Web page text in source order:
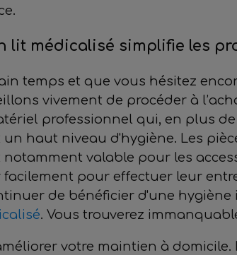
lit médicalisé simplifie les
temps et que vous hésitez
vivement de procéder à
professionnel qui, en plus
haut niveau d'hygiène. Les
valable pour les
facilement pour effectuer leur
de bénéficier d'une hygiène
. Vous trouverez
votre maintien à